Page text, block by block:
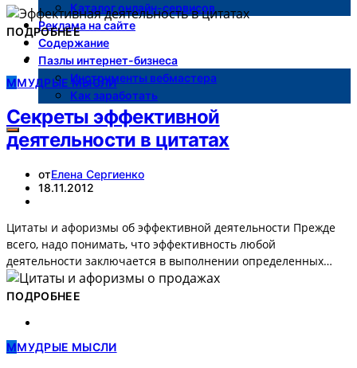
Каталог онлайн-сервисов
Реклама на сайте
Содержание
Пазлы интернет-бизнеса
Инструменты вебмастера
Как заработать
ПОДРОБНЕЕ
ММУДРЫЕ МЫСЛИ
Секреты эффективной
деятельности в цитатах
отЕлена Сергиенко
18.11.2012
Цитаты и афоризмы об эффективной деятельности Прежде
всего, надо понимать, что эффективность любой
деятельности заключается в выполнении определенных…
ПОДРОБНЕЕ
ММУДРЫЕ МЫСЛИ